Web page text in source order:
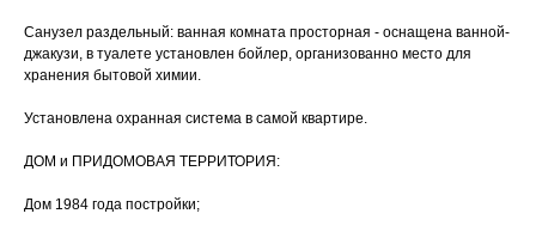
Санузел раздельный: ванная комната просторная - оснащена ванной-
джакузи, в туалете установлен бойлер, организованно место для
хранения бытовой химии.
Установлена охранная система в самой квартире.
ДОМ и ПРИДОМОВАЯ ТЕРРИТОРИЯ:
Дом 1984 года постройки;